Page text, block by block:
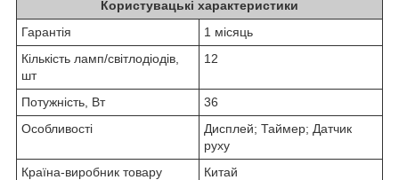
Користувацькі характеристики
Гарантія
1 місяць
Кількість ламп/світлодіодів,
шт
12
Потужність, Вт
36
Особливості
Дисплей; Таймер; Датчик
руху
Країна-виробник товару
Китай